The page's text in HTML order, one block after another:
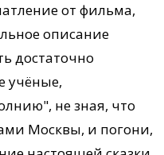
от фильма,
описание
достаточно
учёные,
не зная, что
Москвы, и погони,